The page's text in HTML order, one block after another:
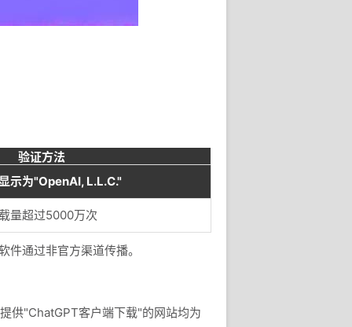
验证方法
示为"OpenAI, L.L.C."
量超过5000万次
通过非官方渠道传播。
供"ChatGPT客户端下载"的网站均为